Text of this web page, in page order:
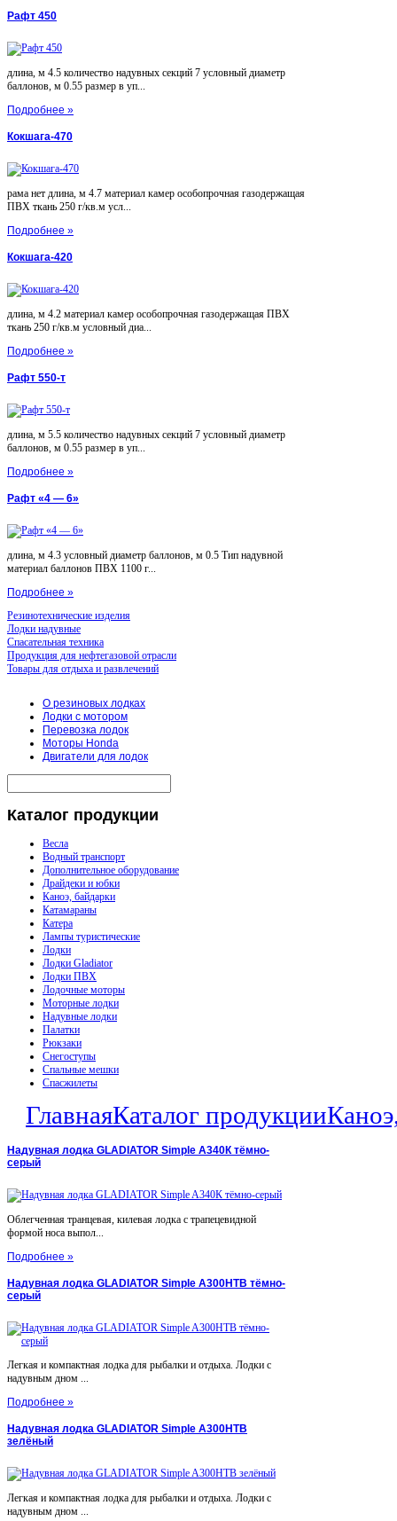
Рафт 450
длина, м 4.5 количество надувных секций 7 условный диаметр
баллонов, м 0.55 размер в уп...
Подробнее »
Кокшага-470
рама нет длина, м 4.7 материал камер особопрочная газодержащая
ПВХ ткань 250 г/кв.м усл...
Подробнее »
Кокшага-420
длина, м 4.2 материал камер особопрочная газодержащая ПВХ
ткань 250 г/кв.м условный диа...
Подробнее »
Рафт 550-т
длина, м 5.5 количество надувных секций 7 условный диаметр
баллонов, м 0.55 размер в уп...
Подробнее »
Рафт «4 — 6»
длина, м 4.3 условный диаметр баллонов, м 0.5 Тип надувной
материал баллонов ПВХ 1100 г...
Подробнее »
Резинотехнические изделия
Лодки надувные
Спасательная техника
Продукция для нефтегазовой отрасли
Товары для отдыха и развлечений
О резиновых лодках
Лодки с мотором
Перевозка лодок
Моторы Honda
Двигатели для лодок
Каталог продукции
Весла
Водный транспорт
Дополнительное оборудование
Драйдеки и юбки
Каноэ, байдарки
Катамараны
Катера
Лампы туристические
Лодки
Лодки Gladiator
Лодки ПВХ
Лодочные моторы
Моторные лодки
Надувные лодки
Палатки
Рюкзаки
Снегоступы
Спальные мешки
Спасжилеты
ГлавнаяКаталог продукции
Надувная лодка GLADIATOR Simple A340К тёмно-
серый
Облегченная транцевая, килевая лодка с трапецевидной
формой носа выпол...
Подробнее »
Надувная лодка GLADIATOR Simple A300НТВ тёмно-
серый
Легкая и компактная лодка для рыбалки и отдыха. Лодки с
надувным дном ...
Подробнее »
Надувная лодка GLADIATOR Simple A300НТВ
зелёный
Легкая и компактная лодка для рыбалки и отдыха. Лодки с
надувным дном ...